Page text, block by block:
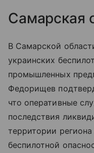
Самарская
В Самарской
украинских
промышленных
Федорищев
что оперативные
последствия
территории
беспилотной